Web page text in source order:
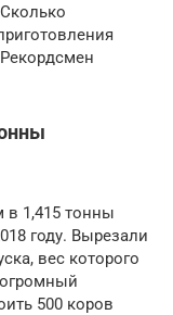
в 1,415 тонны
году. Вырезали
вес которого
500 коров